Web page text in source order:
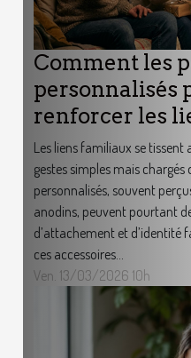
Comment les
personnalisés
renforcer les
Les liens familiaux se
gestes simples mais chargés
personnalisés, souvent
anodins, peuvent pourtant
d’attachement et d’identité
ces accessoires...
Ven. 13/03/2026 10h